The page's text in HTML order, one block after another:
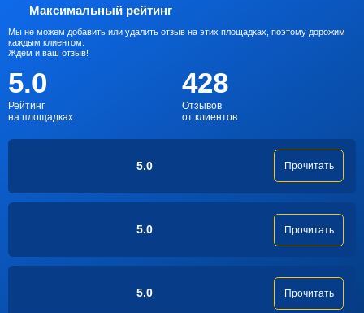
Максимальный рейтинг
Мы не можем добавить или удалить отзыв на этих площадках, поэтому дорожим
каждым клиентом.
Ждем и ваш отзыв!
5.0
Рейтинг
на площадках
428
Отзывов
от клиентов
5.0 Прочитать
5.0 Прочитать
5.0 Прочитать